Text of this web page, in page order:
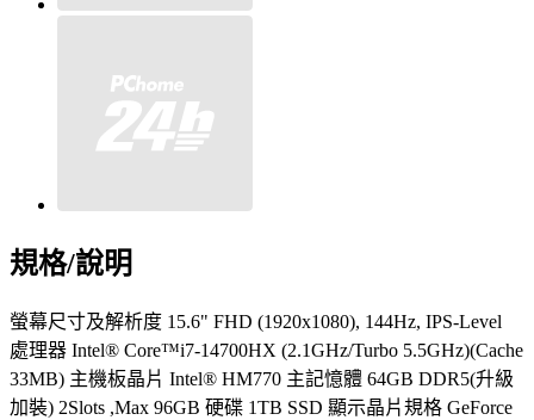
規格/說明
螢幕尺寸及解析度 15.6" FHD (1920x1080), 144Hz, IPS-Level
處理器 Intel® Core™i7-14700HX (2.1GHz/Turbo 5.5GHz)(Cache
33MB) 主機板晶片 Intel® HM770 主記憶體 64GB DDR5(升級
加裝) 2Slots ,Max 96GB 硬碟 1TB SSD 顯示晶片規格 GeForce